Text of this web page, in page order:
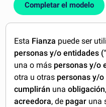
MI CUENTA
Completar el modelo
Esta Fianza puede ser
personas y/o entidades
una o más personas y/o
otra u otras personas y/
cumplirán unaobligación,
acreedora, de pagar una